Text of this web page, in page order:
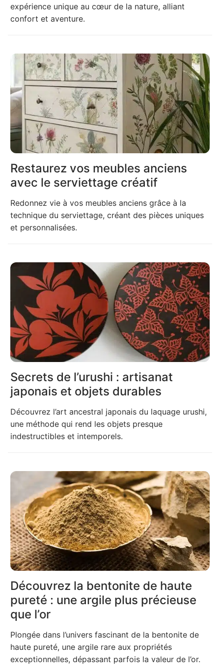
expérience unique au cœur de la nature, alliant
confort et aventure.
Restaurez vos meubles anciens
avec le serviettage créatif
Redonnez vie à vos meubles anciens grâce à la
technique du serviettage, créant des pièces uniques
et personnalisées.
Secrets de l’urushi : artisanat
japonais et objets durables
Découvrez l’art ancestral japonais du laquage urushi,
une méthode qui rend les objets presque
indestructibles et intemporels.
Découvrez la bentonite de haute
pureté : une argile plus précieuse
que l’or
Plongée dans l’univers fascinant de la bentonite de
haute pureté, une argile rare aux propriétés
exceptionnelles, dépassant parfois la valeur de l’or.